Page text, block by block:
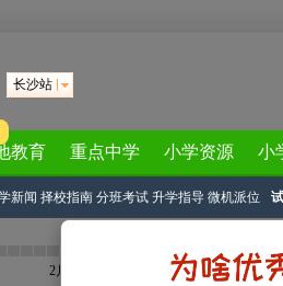
长沙站
教育 重点中学 小学资源 小
新闻 择校指南 分班考试 升学指导 微机派位
2月 4月